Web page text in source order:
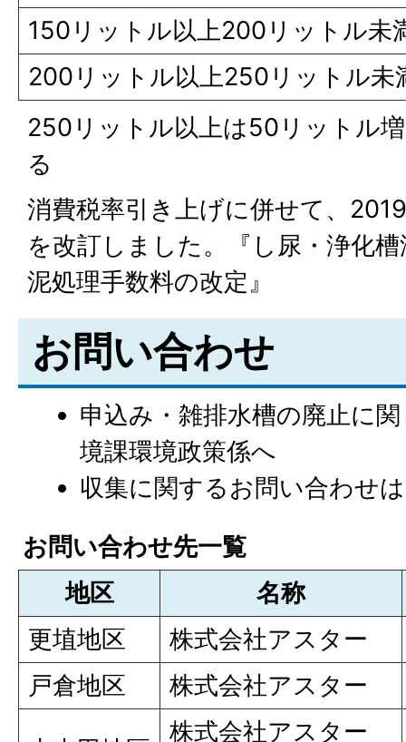
150リットル以上200リットル未
200リットル以上250リットル未
250リットル以上は50リットル
る
消費税率引き上げに併せて、
を改訂しました。『し尿・浄化
泥処理手数料の改定』
お問い合わせ
申込み・雑排水槽の廃止に
境課環境政策係へ
収集に関するお問い合わせは
お問い合わせ先一覧
地区
名称
更埴地区
株式会社アスター
戸倉地区
株式会社アスター
株式会社アスター